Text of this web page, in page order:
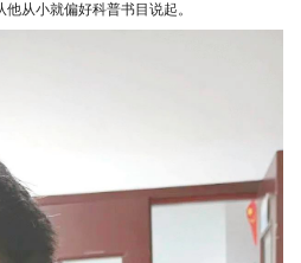
从小就偏好科普书目说起。